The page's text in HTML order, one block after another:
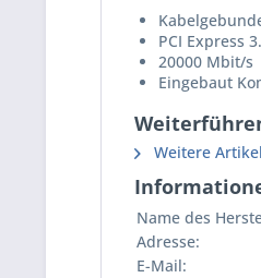
PCI Express
20000 Mbit/s
Eingebaut
Weitere
Name des
Adresse:
E-Mail: